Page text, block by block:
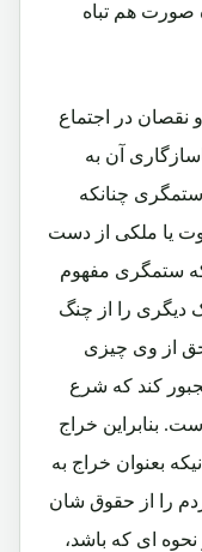
صورت هم تباه
نقصان در اجتماع
آن به
ستمگری چنانکه
یا ملکی از دست
ستمگری مفهوم
دیگری را از چنگ
ناحق از وی چیزی
کند که شرع
بنابراین خراج
بعنوان خراج به
را از حقوق شان
نحوه ای که باشد،